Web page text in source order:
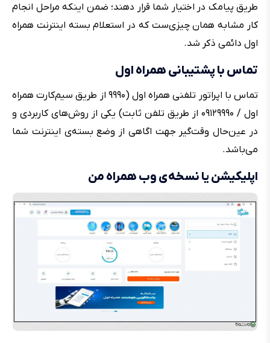
طریق پیامک در اختیار شما قرار دهند؛ ضمن اینکه مراحل انجام
کار مشابه همان چیزی‌ست که در استعلام بسته اینترنت همراه
اول دائمی ذکر شد.
تماس با پشتیبانی همراه اول
تماس با اپراتور تلفنی همراه اول (۹۹۹۰ از طریق سیم‌کارت همراه
اول / ۰۹۱۲۹۹۹۰ از طریق تلفن ثابت) یکی از روش‌های کاربردی و
در عین‌حال وقت‌گیر جهت اگاهی از وضع بسته‌ی اینترنت شما
می‌باشد.
اپلیکیشن یا نسخه‌ی وب همراه من